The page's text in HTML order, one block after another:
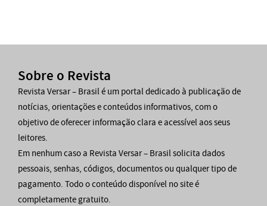
Sobre o Revista
Revista Versar – Brasil é um portal dedicado à publicação de
notícias, orientações e conteúdos informativos, com o
objetivo de oferecer informação clara e acessível aos seus
leitores.
Em nenhum caso a Revista Versar – Brasil solicita dados
pessoais, senhas, códigos, documentos ou qualquer tipo de
pagamento. Todo o conteúdo disponível no site é
completamente gratuito.